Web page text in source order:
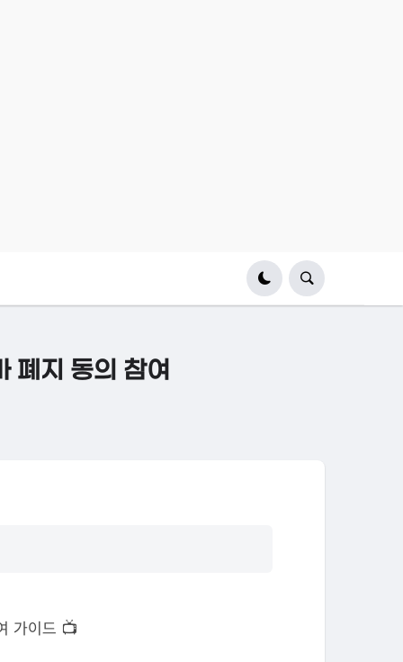
폐지 동의 참여
가이드 📺